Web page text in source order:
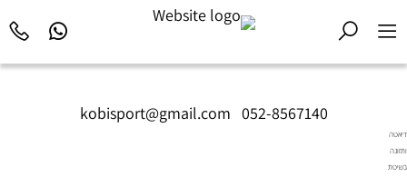
kobisport@gmail.com 052-8567140
דיאטה
ותזונה
בשיטת